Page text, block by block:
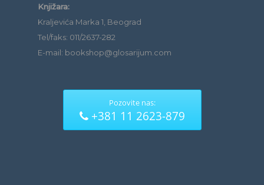
Knjižara:
Kraljevića Marka 1, Beograd
Tel/faks: 011/2637-282
E-mail: bookshop@glosarijum.com
Pozovite nas:
+381 11 2623-879